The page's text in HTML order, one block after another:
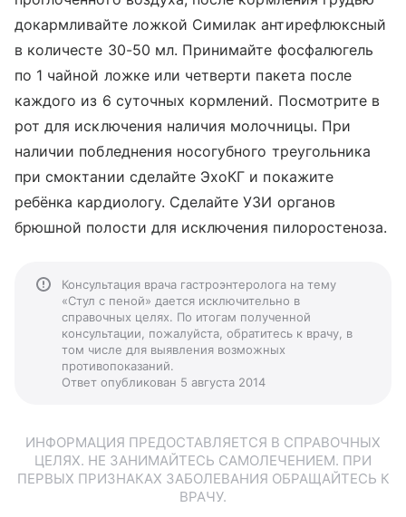
докармливайте ложкой Симилак антирефлюксный
в количесте 30-50 мл. Принимайте фосфалюгель
по 1 чайной ложке или четверти пакета после
каждого из 6 суточных кормлений. Посмотрите в
рот для исключения наличия молочницы. При
наличии побледнения носогубного треугольника
при смоктании сделайте ЭхоКГ и покажите
ребёнка кардиологу. Сделайте УЗИ органов
брюшной полости для исключения пилоростеноза.
Консультация врача гастроэнтеролога на тему
«Стул с пеной» дается исключительно в
справочных целях. По итогам полученной
консультации, пожалуйста, обратитесь к врачу, в
том числе для выявления возможных
противопоказаний.
Ответ опубликован 5 августа 2014
ИНФОРМАЦИЯ ПРЕДОСТАВЛЯЕТСЯ В СПРАВОЧНЫХ
ЦЕЛЯХ. НЕ ЗАНИМАЙТЕСЬ САМОЛЕЧЕНИЕМ. ПРИ
ПЕРВЫХ ПРИЗНАКАХ ЗАБОЛЕВАНИЯ ОБРАЩАЙТЕСЬ К
ВРАЧУ.